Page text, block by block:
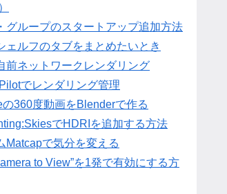
グループのスタートアップ追加方法
ェルフのタブをまとめたいとき
前ネットワークレンダリング
でレンダリング管理
の360度動画をBlenderで作る
でHDRIを追加する方法
Matcapで気分を変える
to View”を1発で有効にする方